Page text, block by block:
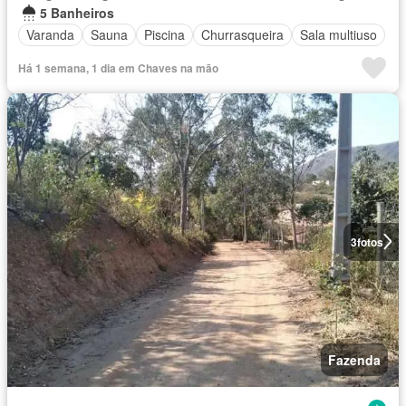
5 Banheiros
Varanda
Sauna Piscina Churrasqueira Sala multiuso
Há 1 semana, 1 dia em Chaves na mão
3fotos
Fazenda